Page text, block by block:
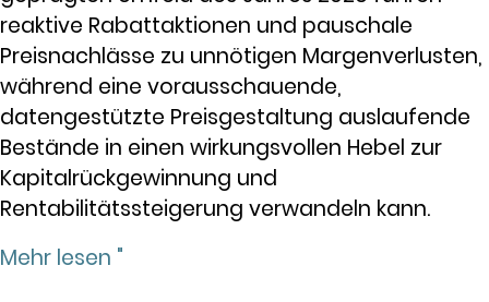
reaktive Rabattaktionen und pauschale
Preisnachlässe zu unnötigen Margenverlusten,
während eine vorausschauende,
datengestützte Preisgestaltung auslaufende
Bestände in einen wirkungsvollen Hebel zur
Kapitalrückgewinnung und
Rentabilitätssteigerung verwandeln kann.
Mehr lesen "